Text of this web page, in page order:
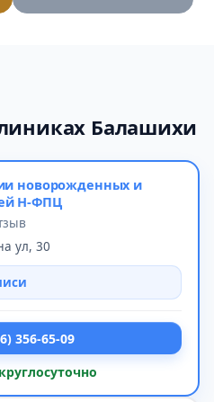
Балашихи
новорожденных и
Н-ФПЦ
ул, 30
356-65-09